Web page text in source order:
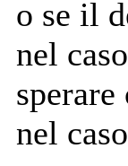
o se il
nel
nel